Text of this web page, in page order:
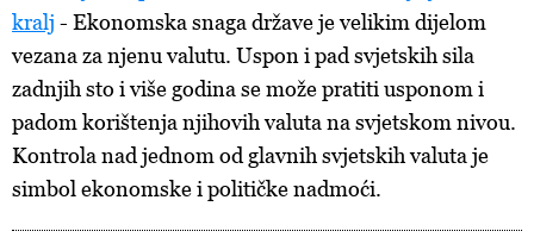
kralj - Ekonomska snaga države je velikim dijelom
vezana za njenu valutu. Uspon i pad svjetskih sila
zadnjih sto i više godina se može pratiti usponom i
padom korištenja njihovih valuta na svjetskom nivou.
Kontrola nad jednom od glavnih svjetskih valuta je
simbol ekonomske i političke nadmoći.